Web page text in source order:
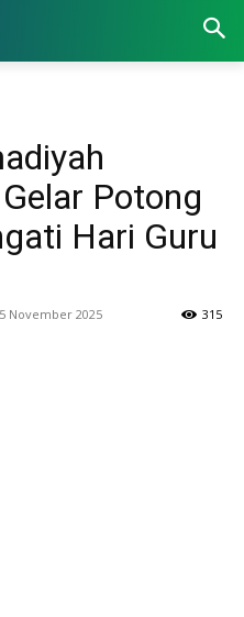
Potong
Hari Guru
November 2025 315